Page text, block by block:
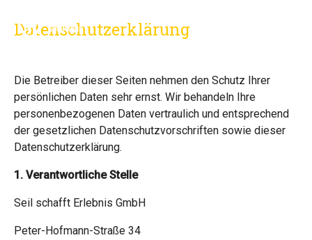
Datenschutzerklärung
Die Betreiber dieser Seiten nehmen den Schutz Ihrer
persönlichen Daten sehr ernst. Wir behandeln Ihre
personenbezogenen Daten vertraulich und entsprechend
der gesetzlichen Datenschutzvorschriften sowie dieser
Datenschutzerklärung.
1. Verantwortliche Stelle
Seil schafft Erlebnis GmbH
Peter-Hofmann-Straße 34